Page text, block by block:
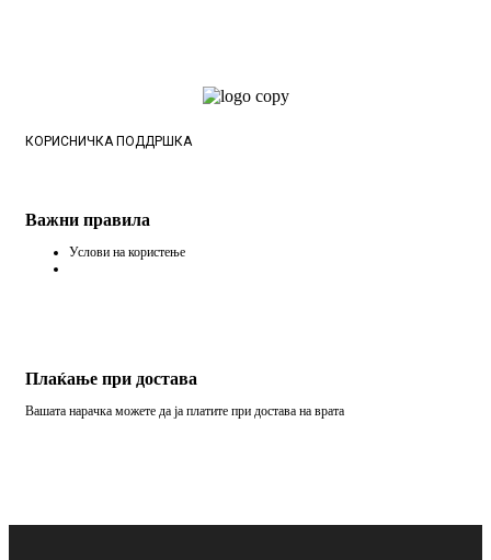
КОРИСНИЧКА ПОДДРШКА
Важни правила
Услови на користење
Плаќање при достава
Вашата нарачка можете да ја платите при достава на врата